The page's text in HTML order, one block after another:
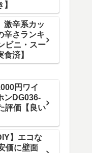
激辛系カッ
辛さランキ
ビニ・スー
済】
円ワイ
ンDG036-
評価【良い
】エコな
価に壁面